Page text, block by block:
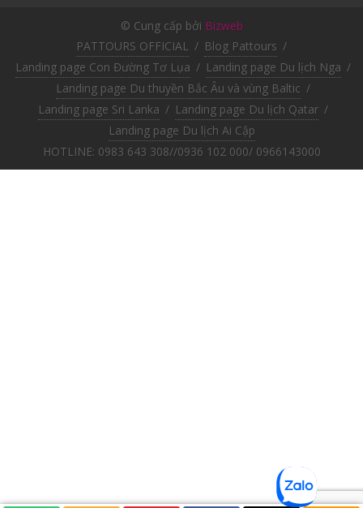
© Cung cấp bởi Bizweb
PATTOURS OFFICIAL / Blog Pattours /
Landing page Con Đường Tơ Lụa / Landing page Du lịch Nga /
Landing page Du thuyền Bắc Âu và vùng Baltic /
Landing page Sri Lanka / Landing page Du lịch Qatar /
Landing page Du lịch Ai Cập
HOTLINE: 0983 643 308//0936 102 000/ 0966143000